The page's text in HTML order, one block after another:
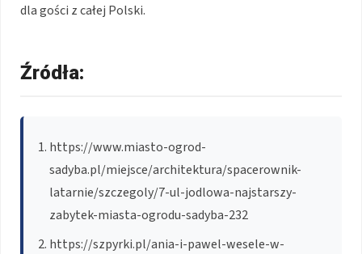
dla gości z całej Polski.
Źródła:
https://www.miasto-ogrod-
sadyba.pl/miejsce/architektura/spacerownik-
latarnie/szczegoly/7-ul-jodlowa-najstarszy-
zabytek-miasta-ogrodu-sadyba-232
https://szpyrki.pl/ania-i-pawel-wesele-w-